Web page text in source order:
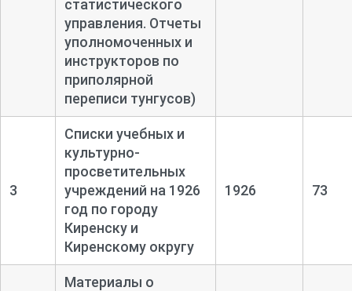
статистического
управления. Отчеты
уполномоченных и
инструкторов по
приполярной
переписи тунгусов)
3
Списки учебных и
культурно-
просветительных
учреждений на 1926
год по городу
Киренску и
Киренскому округу
1926 73
Материалы о